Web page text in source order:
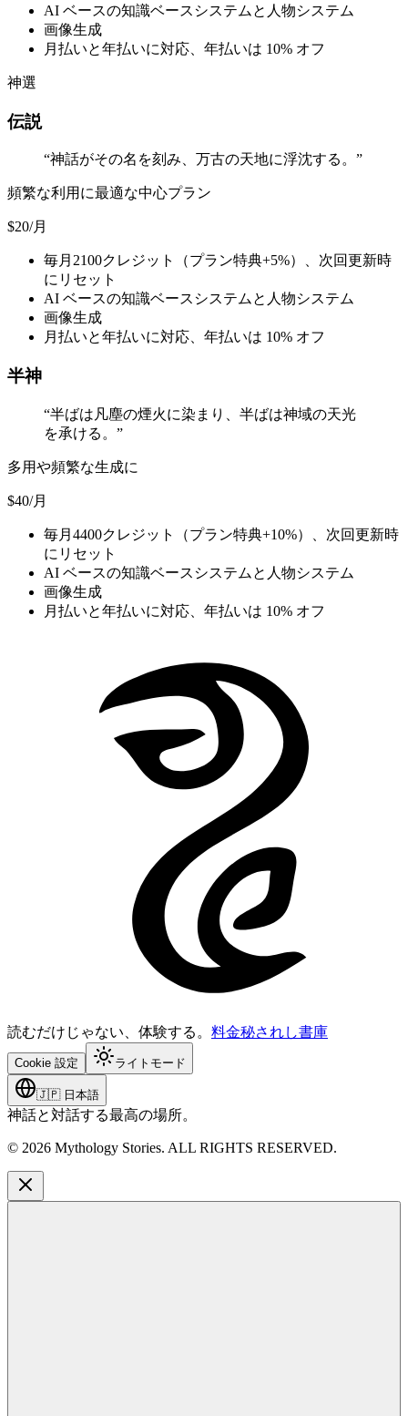
AI ベースの知識ベースシステムと人物システム
画像生成
月払いと年払いに対応、年払いは 10% オフ
神選
伝説
“神話がその名を刻み、万古の天地に浮沈する。 ”
頻繁な利用に最適な中心プラン
$20/月
毎月2100クレジット（プラン特典+5%）、次回更新時
にリセット
AI ベースの知識ベースシステムと人物システム
画像生成
月払いと年払いに対応、年払いは 10% オフ
半神
“半ばは凡塵の煙火に染まり、半ばは神域の天光
を承ける。 ”
多用や頻繁な生成に
$40/月
毎月4400クレジット（プラン特典+10%）、次回更新時
にリセット
AI ベースの知識ベースシステムと人物システム
画像生成
月払いと年払いに対応、年払いは 10% オフ
読むだけじゃない、体験する。 料金秘されし書庫
Cookie 設定 ライトモード
🇯🇵 日本語
神話と対話する最高の場所。
© 2026 Mythology Stories. ALL RIGHTS RESERVED.